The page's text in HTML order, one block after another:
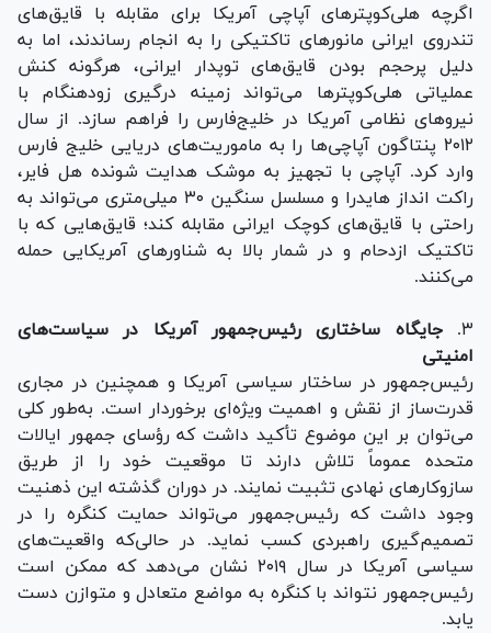
اگرچه هلی‌کوپتر‌های آپاچی آمریکا برای مقابله با قایق‌های
تندروی ایرانی مانور‌های تاکتیکی را به انجام رساندند، اما به
دلیل پرحجم بودن قایق‌های توپدار ایرانی، هرگونه کنش
عملیاتی هلی‌کوپتر‌ها می‌تواند زمینه درگیری زودهنگام با
نیرو‌های نظامی آمریکا در خلیج‌فارس را فراهم سازد. از سال
۲۰۱۲ پنتاگون آپاچی‌ها را به ماموریت‌های دریایی خلیج فارس
وارد کرد. آپاچی با تجهیز به موشک هدایت شونده هل فایر،
راکت انداز هایدرا و مسلسل سنگین ۳۰ میلی‌متری می‌تواند به
راحتی با قایق‌های کوچک ایرانی مقابله کند؛ قایق‌هایی که با
تاکتیک ازدحام و در شمار بالا به شناور‌های آمریکایی حمله
می‌کنند.
۳.
جایگاه ساختاری رئیس‌جمهور آمریکا در سیاست‌های
امنیتی
رئیس‌جمهور در ساختار سیاسی آمریکا و همچنین در مجاری
قدرت‌ساز از نقش و اهمیت ویژه‌ای برخوردار است. به‌طور کلی
می‌توان بر این موضوع تأکید داشت که رؤسای جمهور ایالات
متحده عموماً تلاش دارند تا موقعیت خود را از طریق
سازوکار‌های نهادی تثبیت نمایند. در دوران گذشته این ذهنیت
وجود داشت که رئیس‌جمهور می‌تواند حمایت کنگره را در
تصمیم‌گیری راهبردی کسب نماید. در حالی‌که واقعیت‌های
سیاسی آمریکا در سال ۲۰۱۹ نشان می‌دهد که ممکن است
رئیس‌جمهور نتواند با کنگره به مواضع متعادل و متوازن دست
یابد.